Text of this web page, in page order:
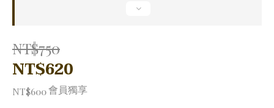
NT$750
NT$620
NT$600會員獨享